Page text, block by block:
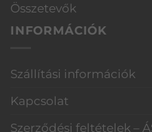
Összetevők
INFORMÁCIÓK
Szállítási információk
Kapcsolat
Szerződési feltételek –